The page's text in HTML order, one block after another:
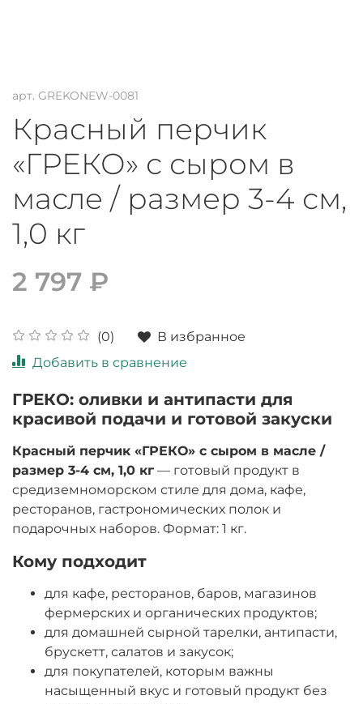
арт. GREKONEW-0081
Красный перчик
«ГРЕКО» с сыром в
масле / размер 3-4 см,
1,0 кг
(0)
В избранное
Добавить в сравнение
2 797 ₽
ГРЕКО: оливки и антипасти для
красивой подачи и готовой закуски
Красный перчик «ГРЕКО» с сыром в масле /
размер 3-4 см, 1,0 кг — готовый продукт в
средиземноморском стиле для дома, кафе,
ресторанов, гастрономических полок и
подарочных наборов. Формат: 1 кг.
Кому подходит
для кафе, ресторанов, баров, магазинов
фермерских и органических продуктов;
для домашней сырной тарелки, антипасти,
брускетт, салатов и закусок;
для покупателей, которым важны
насыщенный вкус и готовый продукт без